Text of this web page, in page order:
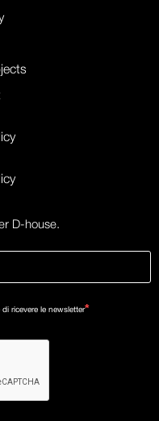
D-house.
ricevere le newsletter